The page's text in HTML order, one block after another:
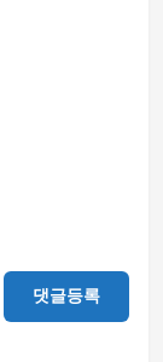
댓글등록